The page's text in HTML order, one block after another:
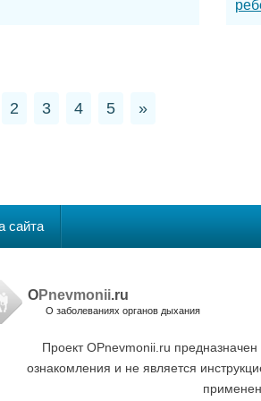
2 3 4 5 »
сайта
OPnevmonii.ru
О заболеваниях органов дыхания
Проект OPnevmonii.ru предназначен
ознакомления и не является